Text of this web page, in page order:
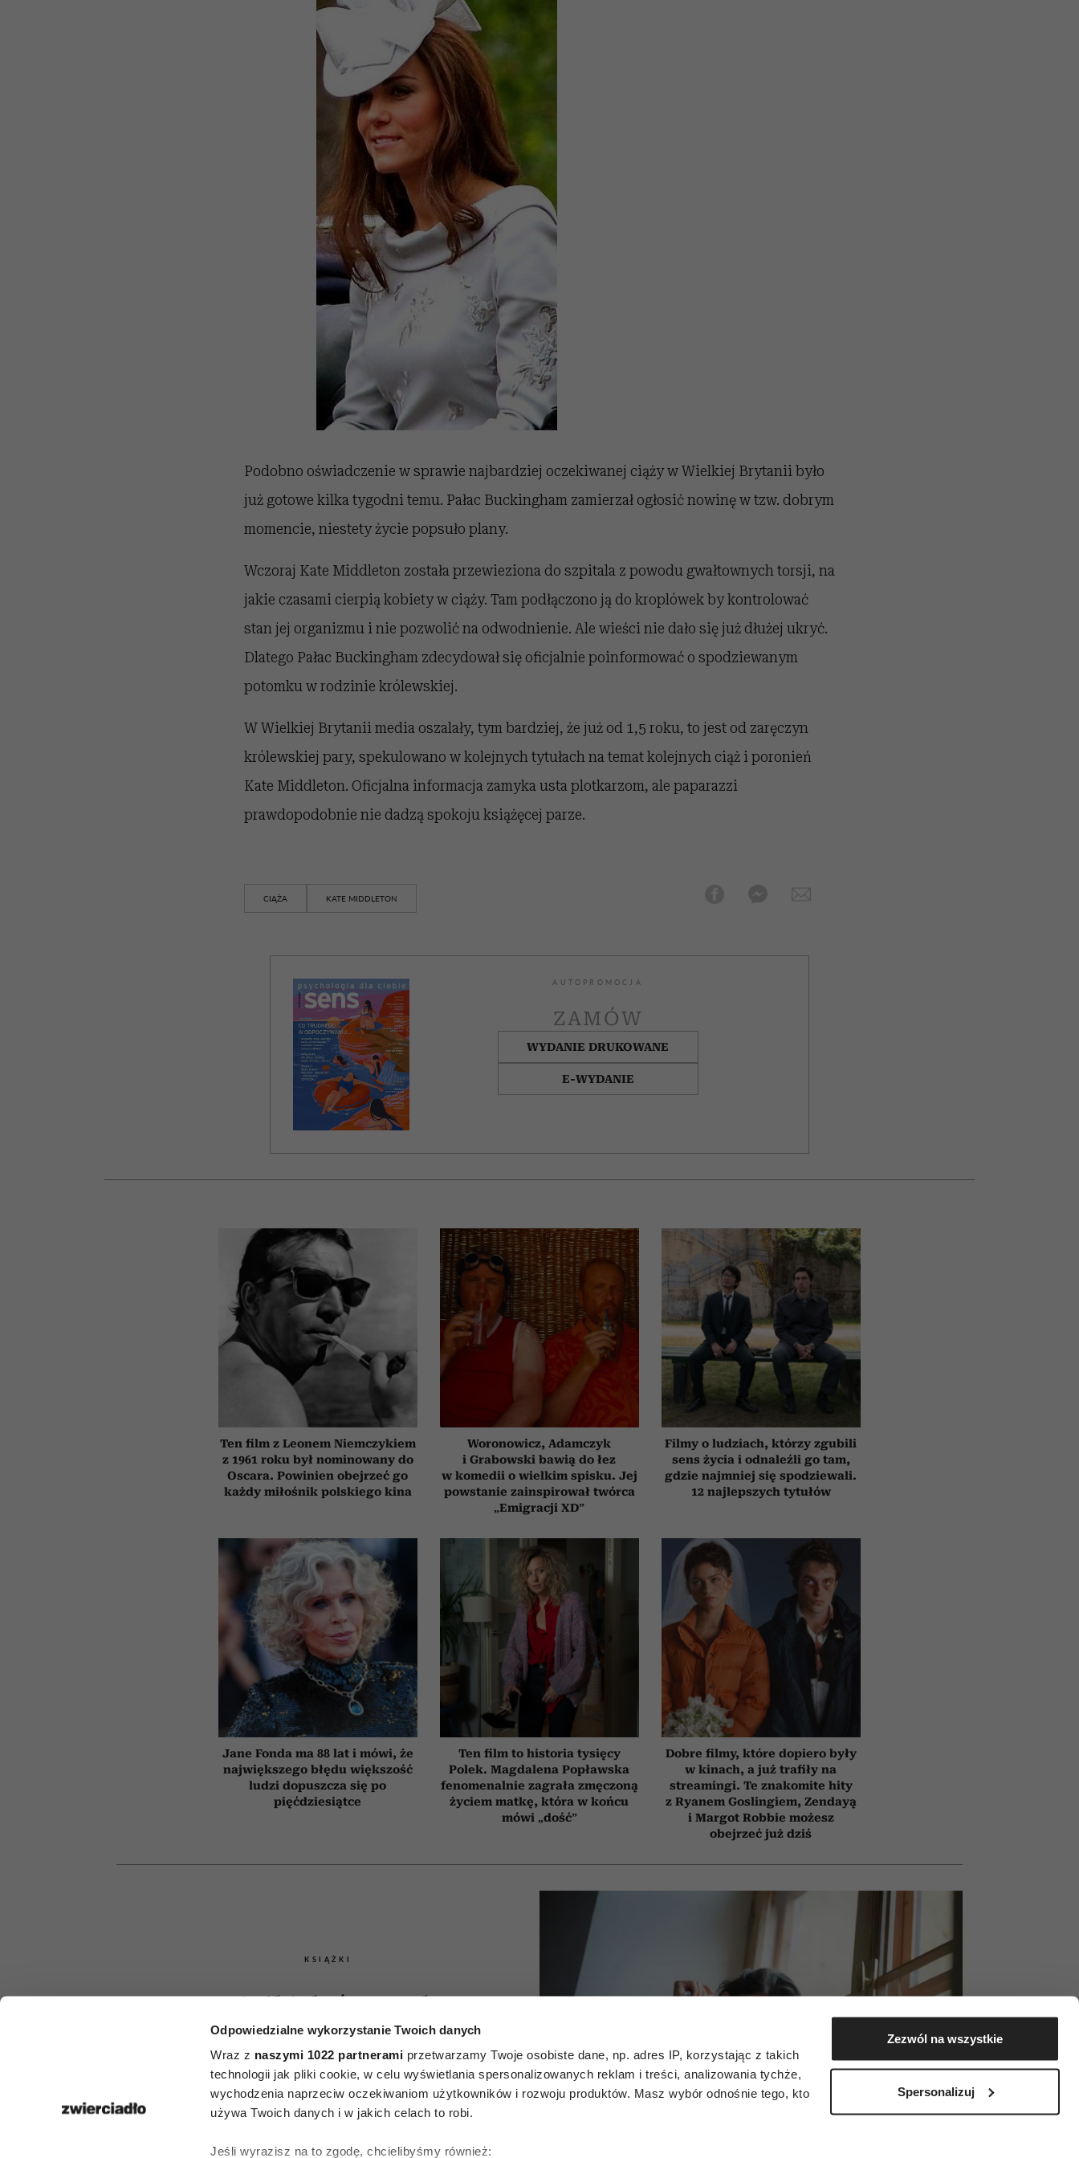
Odpowiedzialne wykorzystanie Twoich danych
Wraz z naszymi 1022 partnerami przetwarzamy Twoje osobiste dane, np. adres IP, korzystając z takich
technologii jak pliki cookie, w celu wyświetlania spersonalizowanych reklam i treści, analizowania tychże,
wychodzenia naprzeciw oczekiwaniom użytkowników i rozwoju produktów. Masz wybór odnośnie tego, kto
używa Twoich danych i w jakich celach to robi.
Jeśli wyrazisz na to zgodę, chcielibyśmy również:
Zezwól na wszystkie
Spersonalizuj
Podobno oświadczenie w sprawie najbardziej oczekiwanej ciąży w Wielkiej Brytanii było
już gotowe kilka tygodni temu. Pałac Buckingham zamierzał ogłosić nowinę w tzw. dobrym
momencie, niestety życie popsuło plany.
Wczoraj Kate Middleton została przewieziona do szpitala z powodu gwałtownych torsji, na
jakie czasami cierpią kobiety w ciąży. Tam podłączono ją do kroplówek by kontrolować
stan jej organizmu i nie pozwolić na odwodnienie. Ale wieści nie dało się już dłużej ukryć.
Dlatego Pałac Buckingham zdecydował się oficjalnie poinformować o spodziewanym
potomku w rodzinie królewskiej.
W Wielkiej Brytanii media oszalały, tym bardziej, że już od 1,5 roku, to jest od zaręczyn
królewskiej pary, spekulowano w kolejnych tytułach na temat kolejnych ciąż i poronień
Kate Middleton. Oficjalna informacja zamyka usta plotkarzom, ale paparazzi
prawdopodobnie nie dadzą spokoju książęcej parze.
CIĄŻA KATE MIDDLETON
AUTOPROMOCJA
ZAMÓW
WYDANIE DRUKOWANE
E-WYDANIE
Ten film z Leonem Niemczykiem
z 1961 roku był nominowany do
Oscara. Powinien obejrzeć go
każdy miłośnik polskiego kina
Woronowicz, Adamczyk
i Grabowski bawią do łez
w komedii o wielkim spisku. Jej
powstanie zainspirował twórca
„Emigracji XD”
Filmy o ludziach, którzy zgubili
sens życia i odnaleźli go tam,
gdzie najmniej się spodziewali.
12 najlepszych tytułów
Jane Fonda ma 88 lat i mówi, że
największego błędu większość
ludzi dopuszcza się po
pięćdziesiątce
Ten film to historia tysięcy
Polek. Magdalena Popławska
fenomenalnie zagrała zmęczoną
życiem matkę, która w końcu
mówi „dość”
Dobre filmy, które dopiero były
w kinach, a już trafiły na
streamingi. Te znakomite hity
z Ryanem Goslingiem, Zendayą
i Margot Robbie możesz
obejrzeć już dziś
KSIĄŻKI
Książki, które trzeba
przeczytać przed
śmiercią. 5 tytułów z
zestawienia